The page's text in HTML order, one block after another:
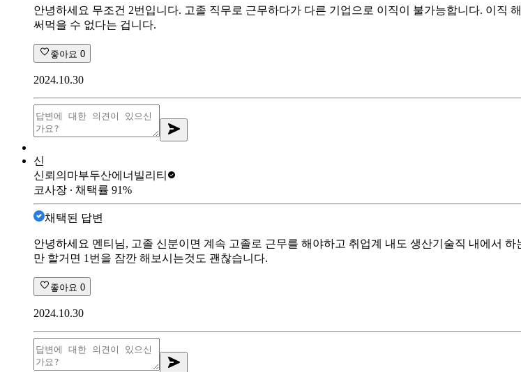
안녕하세요 무조건 2번입니다. 고졸 직무로 근무하다가 다른 기업으로 이직이 불가능합니다. 이직
써먹을 수 없다는 겁니다.
좋아요 0
2024.10.30
신
신뢰의마부두산에너빌리티
코사장 ∙ 채택률 91%
채택된 답변
안녕하세요 멘티님, 고졸 신분이면 계속 고졸로 근무를 해야하고 취업계 내도 생산기술직 내에서
만 할거면 1번을 잠깐 해보시는것도 괜찮습니다.
좋아요 0
2024.10.30